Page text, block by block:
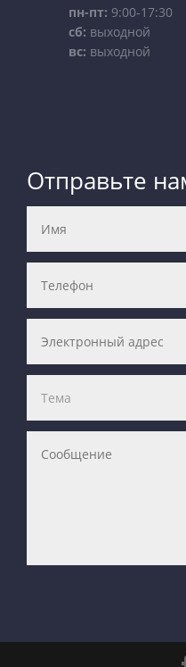
пн-пт: 9:00-17:30
сб: выходной
вс: выходной
Отправьте